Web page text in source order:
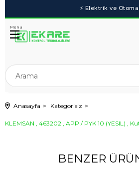
Menu
Anasayfa Kategorisiz
KLEMSAN , 463202 , APP / PYK 10 (YESIL) ,
BENZER